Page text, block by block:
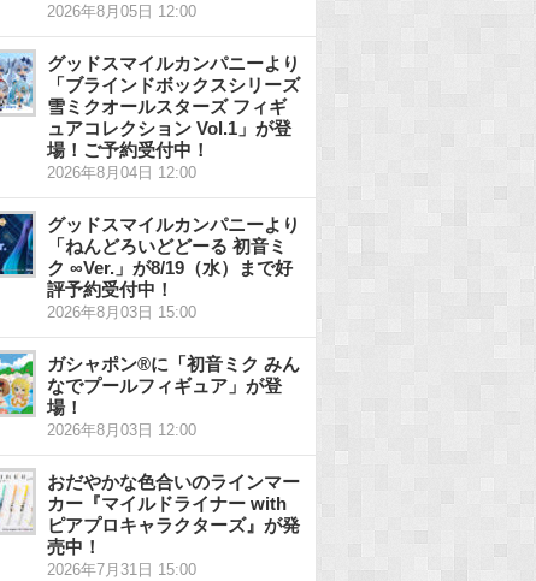
2026年8月05日 12:00
グッドスマイルカンパニーより
「ブラインドボックスシリーズ
雪ミクオールスターズ フィギ
ュアコレクション Vol.1」が登
場！ご予約受付中！
2026年8月04日 12:00
グッドスマイルカンパニーより
「ねんどろいどどーる 初音ミ
ク ∞Ver.」が8/19（水）まで好
評予約受付中！
2026年8月03日 15:00
ガシャポン®に「初音ミク みん
なでプールフィギュア」が登
場！
2026年8月03日 12:00
おだやかな色合いのラインマー
カー『マイルドライナー with
ピアプロキャラクターズ』が発
売中！
2026年7月31日 15:00